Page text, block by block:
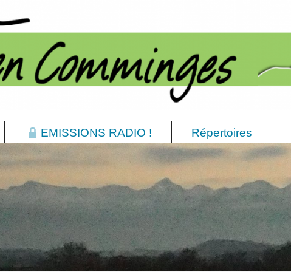
EMISSIONS RADIO ! Répertoires